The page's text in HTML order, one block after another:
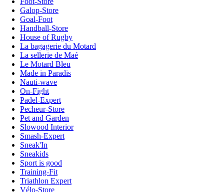
Galop-Store
Goal-Foot
Handball-Store
House of Rugby
La bagagerie du Motard
La sellerie de Maé
Le Motard Bleu
Made in Paradis
Nauti-wave
On-Fight
Padel-Expert
Pecheur-Store
Pet and Garden
Slowood Interior
Smash-Expert
Sneak'In
Sneakids
Sport is good
Training-Fit
Triathlon Expert
Vélo-Store